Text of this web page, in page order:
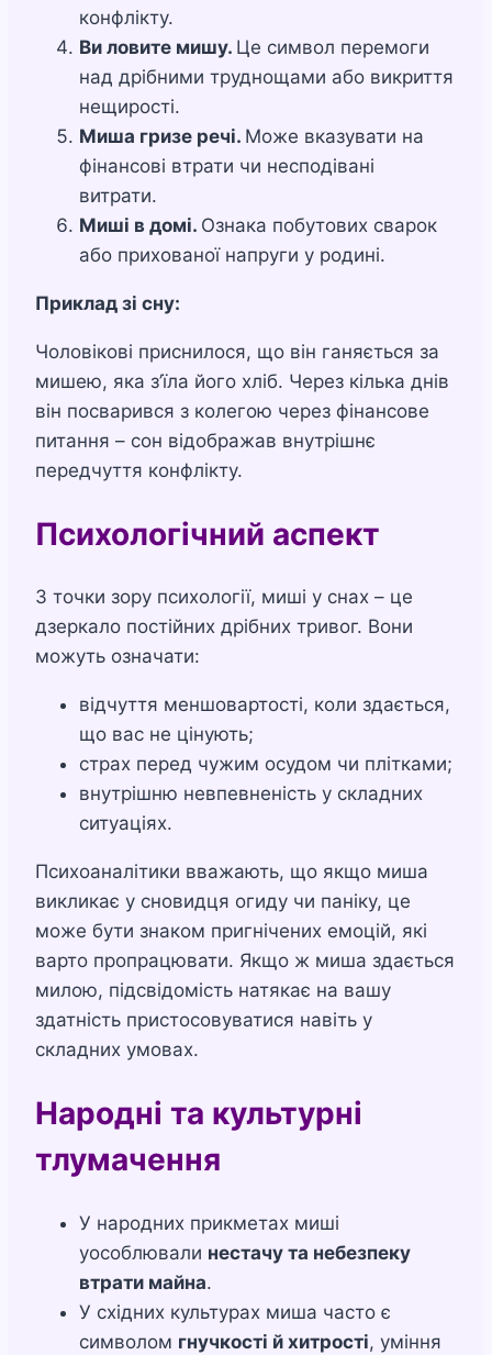
конфлікту.
Ви ловите мишу. Це символ перемоги
над дрібними труднощами або викриття
нещирості.
Миша гризе речі. Може вказувати на
фінансові втрати чи несподівані
витрати.
Миші в домі. Ознака побутових сварок
або прихованої напруги у родині.
Приклад зі сну:
Чоловікові приснилося, що він ганяється за
мишею, яка з’їла його хліб. Через кілька днів
він посварився з колегою через фінансове
питання – сон відображав внутрішнє
передчуття конфлікту.
Психологічний аспект
З точки зору психології, миші у снах – це
дзеркало постійних дрібних тривог. Вони
можуть означати:
відчуття меншовартості, коли здається,
що вас не цінують;
страх перед чужим осудом чи плітками;
внутрішню невпевненість у складних
ситуаціях.
Психоаналітики вважають, що якщо миша
викликає у сновидця огиду чи паніку, це
може бути знаком пригнічених емоцій, які
варто пропрацювати. Якщо ж миша здається
милою, підсвідомість натякає на вашу
здатність пристосовуватися навіть у
складних умовах.
Народні та культурні
тлумачення
У народних прикметах миші
уособлювали нестачу та небезпеку
втрати майна.
У східних культурах миша часто є
символом гнучкості й хитрості, уміння